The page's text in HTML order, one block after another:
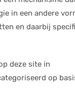
in een andere
en daarbij
deze site in
op